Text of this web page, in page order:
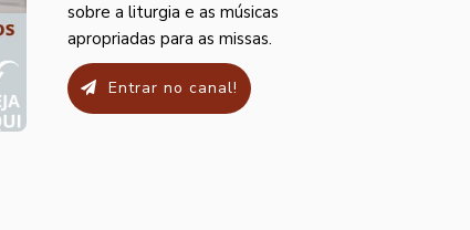
sobre a liturgia e as músicas
apropriadas para as missas.
Entrar no canal!